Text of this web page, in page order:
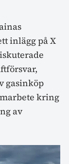
inlägg på X
gasinköp
kring
av